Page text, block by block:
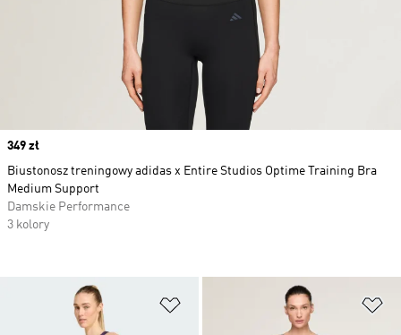
Dodaj do listy życzeń
Price
349 zł
Biustonosz treningowy adidas x Entire Studios Optime Training Bra
Medium Support
Damskie Performance
3 kolory